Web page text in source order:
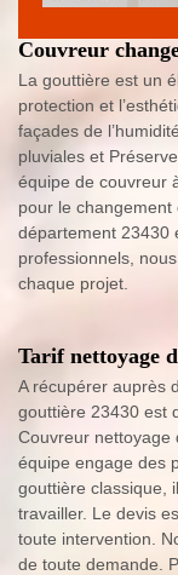
Couvreur
La gouttière est un
protection et
façades de
pluviales et
équipe de couvreur
pour le
département 23430
professionnels,
chaque projet.
Tarif nettoyage
A récupérer auprès
gouttière 23430 est
Couvreur nettoyage
équipe engage des
gouttière classique,
travailler. Le devis
toute intervention.
de toute demande.